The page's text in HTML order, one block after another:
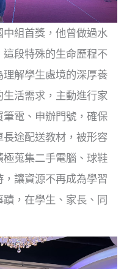
組首獎，他曾做過水
段特殊的生命歷程不
解學生處境的深厚養
活需求，主動進行家
電、申辦門號，確保
途配送教材，被形容
蒐集二手電腦、球鞋
讓資源不再成為學習
，在學生、家長、同